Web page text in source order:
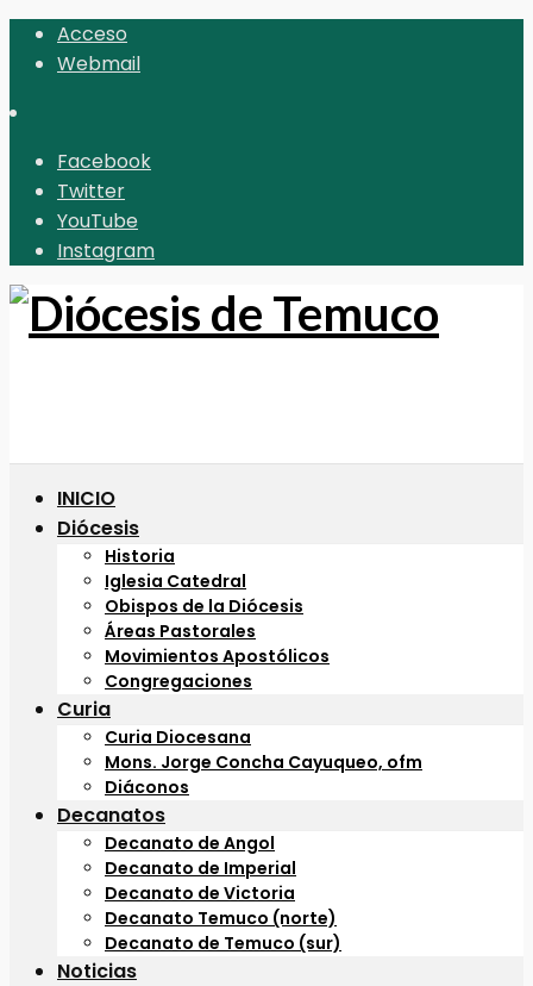
Acceso
Webmail
Facebook
Twitter
YouTube
Instagram
INICIO
Diócesis
Historia
Iglesia Catedral
Obispos de la Diócesis
Áreas Pastorales
Movimientos Apostólicos
Congregaciones
Curia
Curia Diocesana
Mons. Jorge Concha Cayuqueo, ofm
Diáconos
Decanatos
Decanato de Angol
Decanato de Imperial
Decanato de Victoria
Decanato Temuco (norte)
Decanato de Temuco (sur)
Noticias